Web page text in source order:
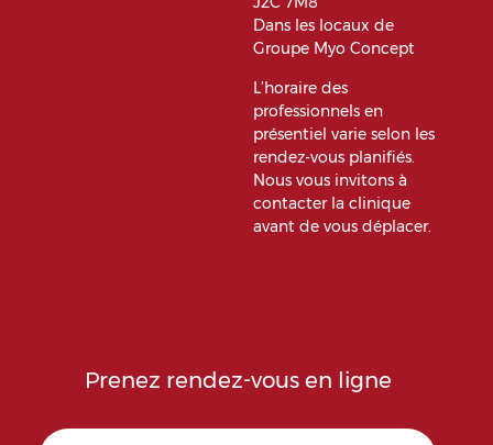
Prenez rendez-vous en ligne
Dans les locaux de
Groupe Myo Concept
L’horaire des
professionnels en
présentiel varie selon les
rendez-vous planifiés.
Nous vous invitons à
contacter la clinique
avant de vous déplacer.